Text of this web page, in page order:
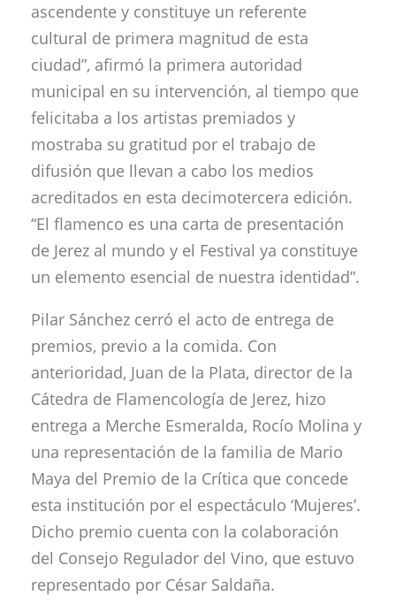
ascendente y constituye un referente
cultural de primera magnitud de esta
ciudad”, afirmó la primera autoridad
municipal en su intervención, al tiempo que
felicitaba a los artistas premiados y
mostraba su gratitud por el trabajo de
difusión que llevan a cabo los medios
acreditados en esta decimotercera edición.
“El flamenco es una carta de presentación
de Jerez al mundo y el Festival ya constituye
un elemento esencial de nuestra identidad”.
Pilar Sánchez cerró el acto de entrega de
premios, previo a la comida. Con
anterioridad, Juan de la Plata, director de la
Cátedra de Flamencología de Jerez, hizo
entrega a Merche Esmeralda, Rocío Molina y
una representación de la familia de Mario
Maya del Premio de la Crítica que concede
esta institución por el espectáculo ‘Mujeres’.
Dicho premio cuenta con la colaboración
del Consejo Regulador del Vino, que estuvo
representado por César Saldaña.